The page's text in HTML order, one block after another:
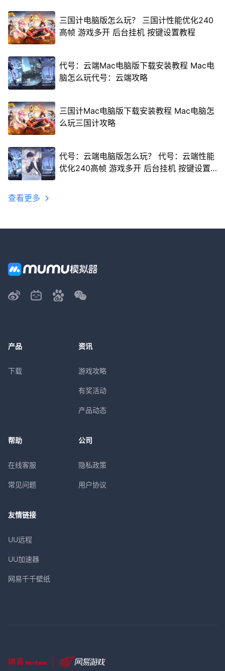
三国计电脑版怎么玩？ 三国计性能优化240
高帧 游戏多开 后台挂机 按键设置教程
代号：云端Mac电脑版下载安装教程 Mac电
脑怎么玩代号：云端攻略
三国计Mac电脑版下载安装教程 Mac电脑怎
么玩三国计攻略
代号：云端电脑版怎么玩？ 代号：云端性能
优化240高帧 游戏多开 后台挂机 按键设置
查看更多
产品
下载
资讯
游戏攻略
有奖活动
产品动态
帮助
在线客服
常见问题
公司
隐私政策
用户协议
友情链接
UU远程
UU加速器
网易千千壁纸